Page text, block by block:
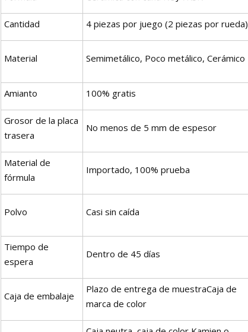
Cantidad 4 piezas por juego (2 piezas por rueda)
Material Semimetálico, Poco metálico, Cerámico
Amianto 100% gratis
Grosor de la placa
trasera
No menos de 5 mm de espesor
Material de
fórmula
Importado, 100% prueba
Polvo Casi sin caída
Tiempo de
espera
Dentro de 45 días
Caja de embalaje
Plazo de entrega de muestraCaja de
marca de color